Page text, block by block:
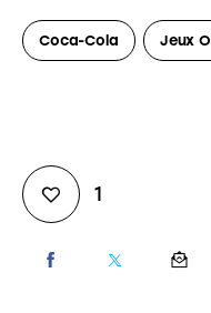
Coca-Cola Jeux
1